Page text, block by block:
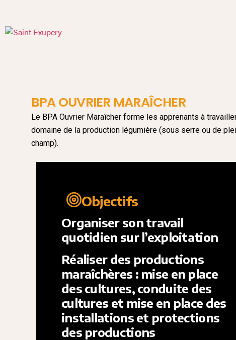
BPA OUVRIER MARAÎCHER
Le BPA Ouvrier Maraîcher forme les apprenants à
domaine de la production légumière (sous serre ou de
champ).
Objectifs
Organiser son travail
quotidien sur l’exploitation
Réaliser des productions
maraîchères : mise en place
des cultures, conduite des
cultures et mise en place des
installations et protections
des productions